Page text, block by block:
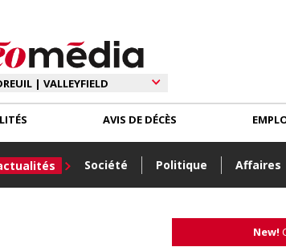
Société Politique Affaires
AVIS DE DÉCÈS
New!